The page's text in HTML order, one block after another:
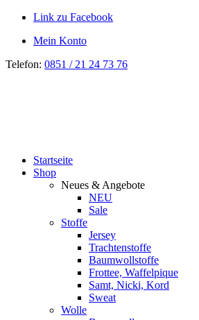
Link zu Facebook
Mein Konto
Telefon: 0851 / 21 24 73 76
Startseite
Shop
Neues & Angebote
NEU
Sale
Stoffe
Jersey
Trachtenstoffe
Baumwollstoffe
Frottee, Waffelpique
Samt, Nicki, Kord
Sweat
Wolle